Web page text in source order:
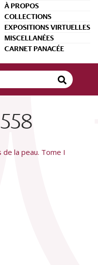
À PROPOS
COLLECTIONS
EXPOSITIONS VIRTUELLES
MISCELLANÉES
CARNET PANACÉE
la peau. Tome I